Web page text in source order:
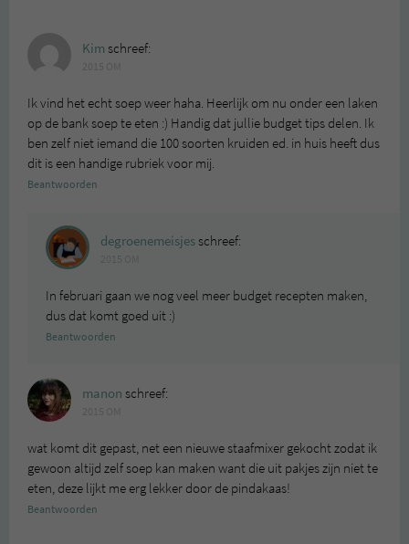
Kim schreef:
Ik vind het echt soep weer haha. Heerlijk om nu onder een laken
op de bank soep te eten :) Handig dat jullie budget tips delen. Ik
ben zelf niet iemand die 100 soorten kruiden ed. in huis heeft dus
dit is een handige rubriek voor mij.
Beantwoorden
degroenemeisjesschreef:
In februari gaan we nog veel meer budget recepten maken,
dus dat komt goed uit :)
Beantwoorden
manon schreef:
wat komt dit gepast, net een nieuwe staafmixer gekocht zodat ik
gewoon altijd zelf soep kan maken want die uit pakjes zijn niet te
eten, deze lijkt me erg lekker door de pindakaas!
Beantwoorden